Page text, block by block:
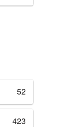
52
423